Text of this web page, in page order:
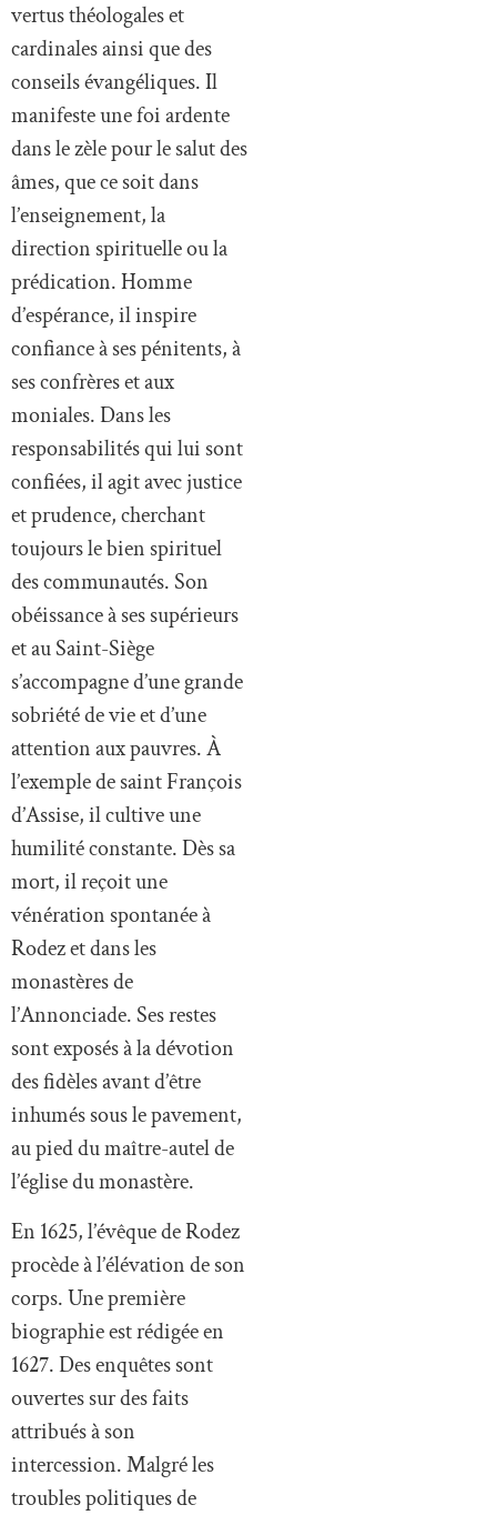
vertus théologales et
cardinales ainsi que des
conseils évangéliques. Il
manifeste une foi ardente
dans le zèle pour le salut des
âmes, que ce soit dans
l’enseignement, la
direction spirituelle ou la
prédication. Homme
d’espérance, il inspire
confiance à ses pénitents, à
ses confrères et aux
moniales. Dans les
responsabilités qui lui sont
confiées, il agit avec justice
et prudence, cherchant
toujours le bien spirituel
des communautés. Son
obéissance à ses supérieurs
et au Saint-Siège
s’accompagne d’une grande
sobriété de vie et d’une
attention aux pauvres. À
l’exemple de saint François
d’Assise, il cultive une
humilité constante. Dès sa
mort, il reçoit une
vénération spontanée à
Rodez et dans les
monastères de
l’Annonciade. Ses restes
sont exposés à la dévotion
des fidèles avant d’être
inhumés sous le pavement,
au pied du maître-autel de
l’église du monastère.
En 1625, l’évêque de Rodez
procède à l’élévation de son
corps. Une première
biographie est rédigée en
1627. Des enquêtes sont
ouvertes sur des faits
attribués à son
intercession. Malgré les
troubles politiques de